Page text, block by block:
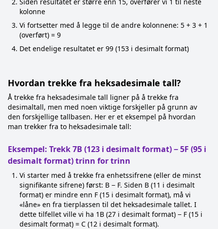
kolonne
Vi fortsetter med å legge til de andre kolonnene: 5 + 3 + 1
(overført) = 9
Det endelige resultatet er 99 (153 i desimalt format)
Hvordan trekke fra heksadesimale tall?
Å trekke fra heksadesimale tall ligner på å trekke fra
desimaltall, men med noen viktige forskjeller på grunn av
den forskjellige tallbasen. Her er et eksempel på hvordan
man trekker fra to heksadesimale tall:
Eksempel: Trekk 7B (123 i desimalt format) − 5F (95 i
desimalt format) trinn for trinn
Vi starter med å trekke fra enhetssifrene (eller de minst
signifikante sifrene) først: B − F. Siden B (11 i desimalt
format) er mindre enn F (15 i desimalt format), må vi
«låne» en fra tierplassen til det heksadesimale tallet. I
dette tilfellet ville vi ha 1B (27 i desimalt format) − F (15 i
desimalt format) = C (12 i desimalt format).